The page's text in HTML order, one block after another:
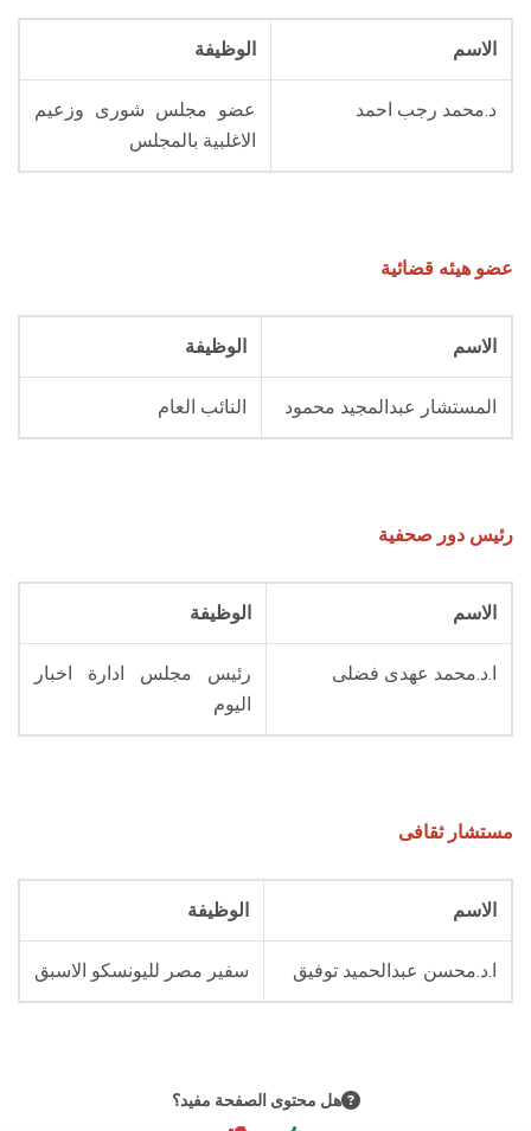
الاسم الوظيفة
د.محمد رجب احمد
عضو مجلس شورى وزعيم
الاغلبية بالمجلس
عضو هيئه قضائية
الاسم الوظيفة
المستشار عبدالمجيد محمود النائب العام
رئيس دور صحفية
الاسم الوظيفة
ا.د.محمد عهدى فضلى
رئيس مجلس ادارة اخبار
اليوم
مستشار ثقافى
الاسم الوظيفة
ا.د.محسن عبدالحميد توفيق سفير مصر لليونسكو الاسبق
هل محتوى الصفحة مفيد؟